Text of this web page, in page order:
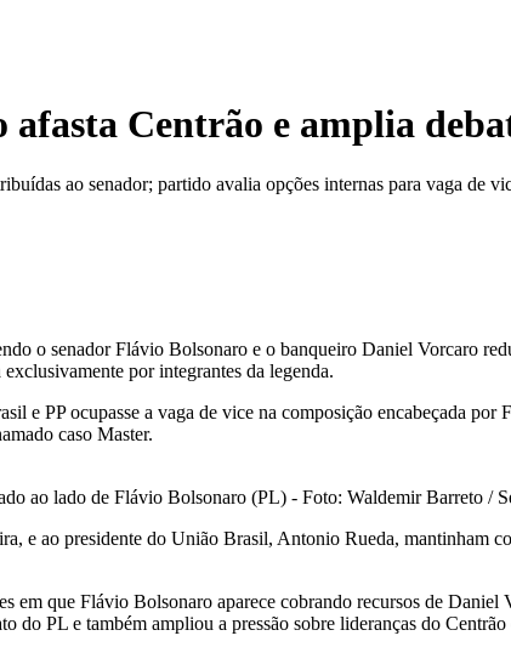
Centrão e amplia
ao senador; partido avalia opções internas para vaga de
o senador Flávio Bolsonaro e o banqueiro Daniel Vorcaro
por integrantes da legenda.
e PP ocupasse a vaga de vice na composição encabeçada
caso Master.
ao lado de Flávio Bolsonaro (PL) - Foto: Waldemir Barreto /
e ao presidente do União Brasil, Antonio Rueda, mantinham
em que Flávio Bolsonaro aparece cobrando recursos de
do PL e também ampliou a pressão sobre lideranças do